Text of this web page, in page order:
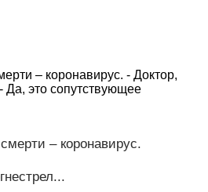
– коронавирус. - Доктор,
Да, это сопутствующее
– коронавирус.